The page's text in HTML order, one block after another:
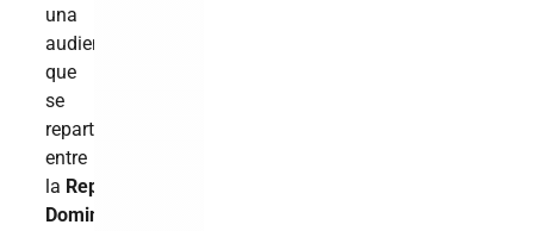
una
audiencia
que
se
reparte
entre
la República
Dominicana